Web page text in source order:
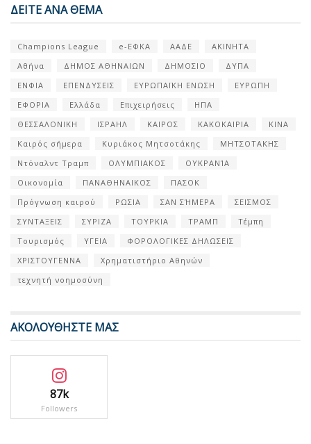
ΔΕΙΤΕ ΑΝΑ ΘΕΜΑ
Champions League e-ΕΦΚΑ ΑΑΔΕ
ΑΚΙΝΗΤΑ
Αθήνα
ΔΗΜΟΣ ΑΘΗΝΑΙΩΝ ΔΗΜΟΣΙΟ
ΔΥΠΑ
ΕΝΦΙΑ
ΕΠΕΝΔΥΣΕΙΣ ΕΥΡΩΠΑΪΚΗ ΕΝΩΣΗ
ΕΥΡΩΠΗ
ΕΦΟΡΙΑ
Ελλάδα Επιχειρήσεις
ΗΠΑ
ΘΕΣΣΑΛΟΝΙΚΗ
ΙΣΡΑΗΛ ΚΑΙΡΟΣ ΚΑΚΟΚΑΙΡΙΑ
ΚΙΝΑ
Καιρός σήμερα
Κυριάκος Μητσοτάκης
ΜΗΤΣΟΤΑΚΗΣ
Ντόναλντ Τραμπ
ΟΛΥΜΠΙΑΚΟΣ
ΟΥΚΡΑΝΊΑ
Οικονομία
ΠΑΝΑΘΗΝΑΙΚΟΣ
ΠΑΣΟΚ
Πρόγνωση καιρού
ΡΩΣΙΑ ΣΑΝ ΣΉΜΕΡΑ
ΣΕΙΣΜΟΣ
ΣΥΝΤΑΞΕΙΣ
ΣΥΡΙΖΑ ΤΟΥΡΚΙΑ ΤΡΑΜΠ
Τέμπη
Τουρισμός
ΥΓΕΙΑ
ΦΟΡΟΛΟΓΙΚΕΣ ΔΗΛΩΣΕΙΣ
ΧΡΙΣΤΟΥΓΕΝΝΑ
Χρηματιστήριο Αθηνών
τεχνητή νοημοσύνη
ΑΚΟΛΟΥΘΗΣΤΕ ΜΑΣ
87k
Followers